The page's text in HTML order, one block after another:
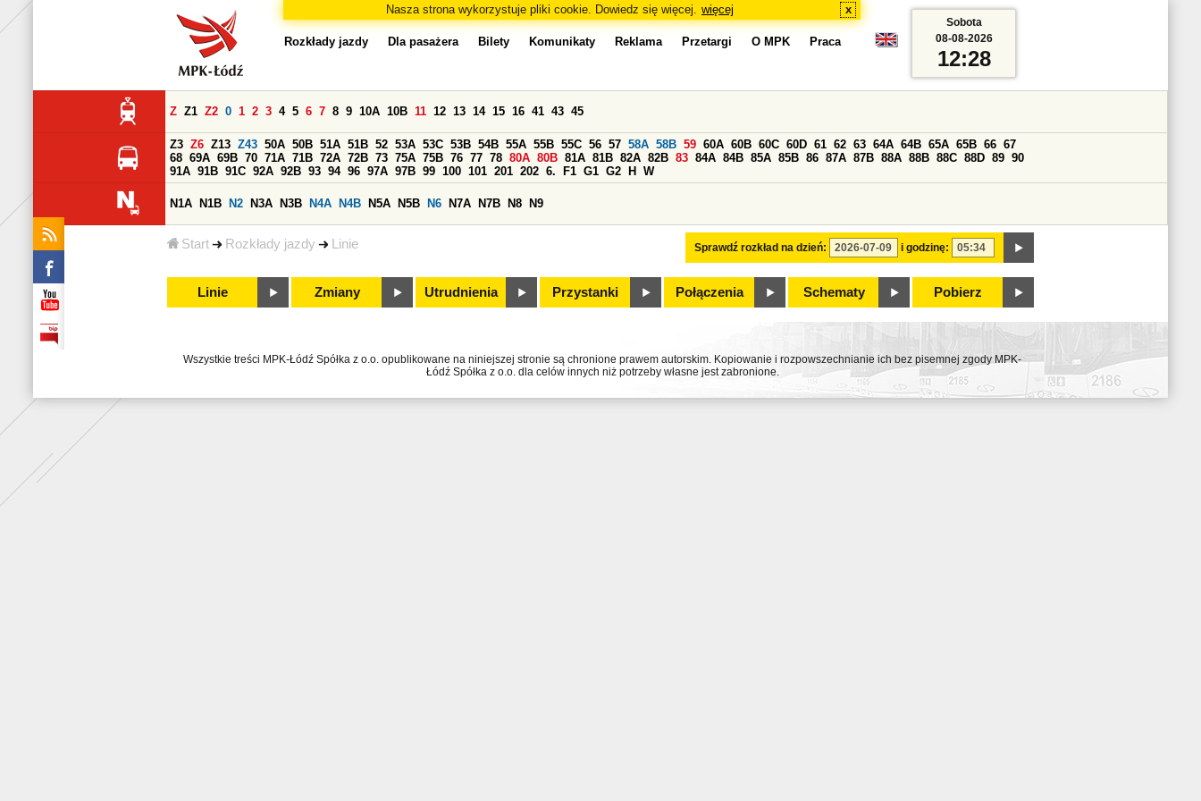
Nasza strona wykorzystuje pliki cookie. Dowiedz się więcej. więcej x
Start Rozkłady jazdy Linie
Rozkłady jazdy Dla pasażera Bilety Komunikaty Reklama Przetargi O MPK Praca
Sprawdź rozkład na dzień: i godzinę:
Z Z1 Z2 0 1 2 3 4 5 6 7 8 9 10A 10B 11 12 13 14 15 16 41 43 45
Z3 Z6 Z13 Z43 50A 50B 51A 51B 52 53A 53C 53B 54B 55A 55B 55C 56 57 58A 58B 59 60A 60B 60C 60D 61 62 63 64A 64B 65A 65B 66 67
68 69A 69B 70 71A 71B 72A 72B 73 75A 75B 76 77 78 80A 80B 81A 81B 82A 82B 83 84A 84B 85A 85B 86 87A 87B 88A 88B 88C 88D 89 90
91A 91B 91C 92A 92B 93 94 96 97A 97B 99 100 101 201 202 6. F1 G1 G2 H W
N1A N1B N2 N3A N3B N4A N4B N5A N5B N6 N7A N7B N8 N9
Linie Zmiany Utrudnienia Przystanki Połączenia Schematy Pobierz
Sobota
08-08-2026
12:28
Wszystkie treści MPK-Łódź Spółka z o.o. opublikowane na niniejszej stronie są chronione prawem autorskim. Kopiowanie i rozpowszechnianie ich bez pisemnej zgody MPK-
Łódź Spółka z o.o. dla celów innych niż potrzeby własne jest zabronione.